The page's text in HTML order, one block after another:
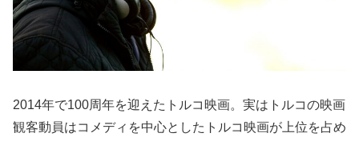
2014年で100周年を迎えたトルコ映画。実はトルコの映画
観客動員はコメディを中心としたトルコ映画が上位を占め